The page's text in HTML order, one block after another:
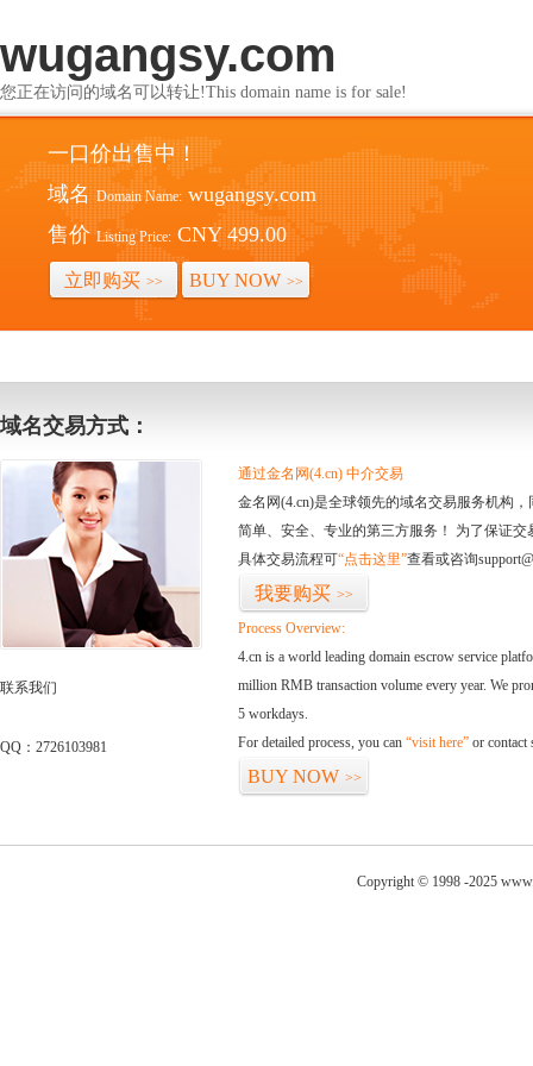
wugangsy.com
您正在访问的域名可以转让!This domain name is for sale!
一口价出售中！
域名 Domain Name: wugangsy.com
售价 Listing Price: CNY 499.00
立即购买 >> BUY NOW >>
域名交易方式：
联系我们
QQ：2726103981
通过金名网(4.cn) 中介交易
金名网(4.cn)是全球领先的域名交易服务机构
简单、安全、专业的第三方服务！ 为了保证
具体交易流程可“点击这里”查看或咨询
我要购买 >>
Process Overview:
4.cn is a world leading domain escrow service
million RMB transaction volume every year. We
5 workdays.
For detailed process, you can “visit here” or contact
BUY NOW >>
Copyright © 1998 -2025